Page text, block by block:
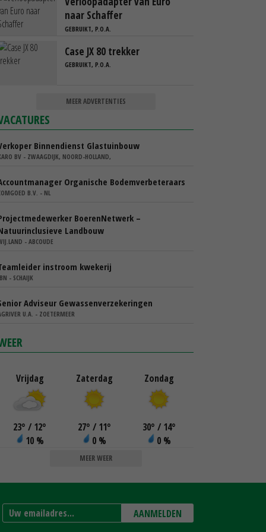
naar Schaffer
GEBRUIKT, P.O.A.
Case JX 80 trekker
GEBRUIKT, P.O.A.
MEER ADVERTENTIES
Binnendienst Glastuinbouw
BV - ZWAAGDIJK, NOORD-HOLLAND,
Organische Bodemverbeteraars
B.V. - NL
BoerenNetwerk –
Landbouw
- ABCOUDE
instroom kwekerij
- SCHAIJK
Adviseur Gewassenverzekeringen
U.A. - ZOETERMEER
Vrijdag
23° / 12°
10 %
Zaterdag
27° / 11°
0 %
Zondag
30° / 14°
0 %
MEER WEER
AANMELDEN